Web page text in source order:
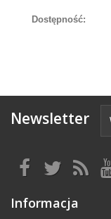
Dostępność:
Newsletter
Informacja